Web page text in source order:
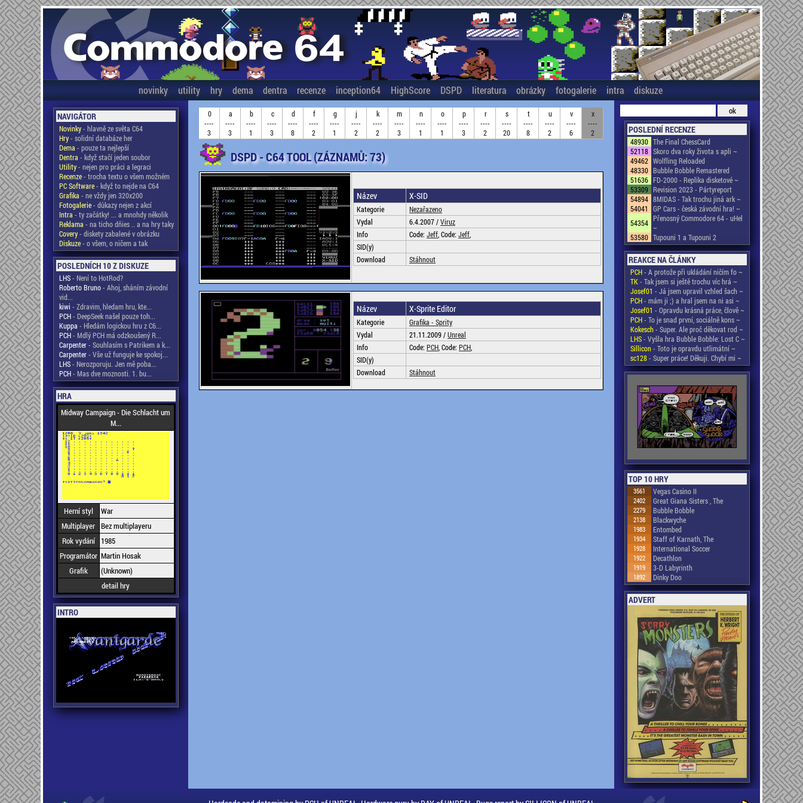
novinky utility hry dema dentra recenze inception64 HighScore DSPD literatura obrázky fotogalerie intra diskuze
NAVIGÁTOR
Novinky- hlavně ze světa C64
Hry- solidní databáze her
Dema - pouze ta nejlepší
Dentra - když stačí jeden soubor
Utility- nejen pro práci a legraci
Recenze- trocha textu o všem možném
PC Software- když to nejde na C64
Grafika - ne vždy jen 320x200
Fotogalerie- důkazy nejen z akcí
Intra - ty začátky! ... a mnohdy několik
Reklama - na ticho dňies .. a na hry taky
Covery- diskety zabalené v obrázku
Diskuze- o všem, o ničem a tak
POSLEDNÍCH 10 Z DISKUZE
LHS- Není to HotRod?
Roberto Bruno- Ahoj, sháním závodní
vid...
kiwi - Zdravim, hledam hru, kte...
PCH- DeepSeek našel pouze toh...
Kuppa - Hledám logickou hru z C6...
PCH- Mdlý PCH má odzkoušený R...
Carpenter- Souhlasím s Patrikem a k...
Carpenter- Vše už funguje ke spokoj...
LHS- Nerozporuju. Jen mě poba...
PCH- Mas dve moznosti. 1. bu...
HRA
Midway Campaign - Die Schlacht um
M...
Herní styl
War
Multiplayer Bez multiplayeru
Rok vydání
1985
Programátor Martin Hosak
Grafik
(Unknown)
detail hry
INTRO
0
----
3
a
----
3
b
----
1
c
----
3
d
----
8
f
----
2
g
----
1
j
----
2
k
----
2
m
----
3
n
----
1
o
----
1
p
----
3
r
----
2
s
----
20
t
----
8
u
----
2
v
----
6
x
----
2
DSPD - C64 TOOL (ZÁZNAMŮ: 73)
Název X-SID
Kategorie
Nezařazeno
Vydal
6.4.2007 /Viruz
Info
Code: Jeff , Code: Jeff
SID(y)
Download
Stáhnout
Název X-Sprite Editor
Kategorie
Grafika - Sprity
Vydal
21.11.2009 /Unreal
Info
Code: PCH , Code: PCH
SID(y)
Download
Stáhnout
POSLEDNÍ RECENZE
48930 The Final ChessCard
52118 Skoro dva roky života s apli ~
49462 Wolfling Reloaded
48330 Bubble Bobble Remastered
51636 FD-2000 - Replika disketové ~
53309 Revision 2023 - Pártyreport
54894 8MIDAS - Tak trochu jiná ark ~
54041
GP Cars - česká závodní hra! ~
54354 Přenosný Commodore 64 - uHel
~
53580 Tupouni 1 a Tupouni 2
REAKCE NA ČLÁNKY
PCH- A protože při ukládání ničím fo ~
TK- Tak jsem si ještě trochu víc hrá ~
Josef01 - Já jsem upravil vzhled šach ~
PCH- mám ji ;) a hral jsem na ni asi ~
Josef01 - Opravdu krásná práce, člově ~
PCH- To je snad první, sociálně kons ~
Kokesch- Super. Ale proč děkovat rod ~
LHS- Vyšla hra Bubble Bobble: Lost C ~
Sillicon- Toto je opravdu utlimátní ~
sc128- Super práce! Děkuji. Chybí mi ~
TOP 10 HRY
3561 Vegas Casino II
2402 Great Giana Sisters , The
2279 Bubble Bobble
2138 Blackwyche
1983 Entombed
1934 Staff of Karnath, The
1928 International Soccer
1922 Decathlon
1919 3-D Labyrinth
1892 Dinky Doo
ADVERT